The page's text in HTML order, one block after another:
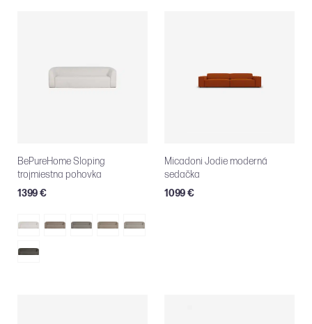
BePureHome Sloping
trojmiestna pohovka
1399 €
Micadoni Jodie moderná
sedačka
1099 €